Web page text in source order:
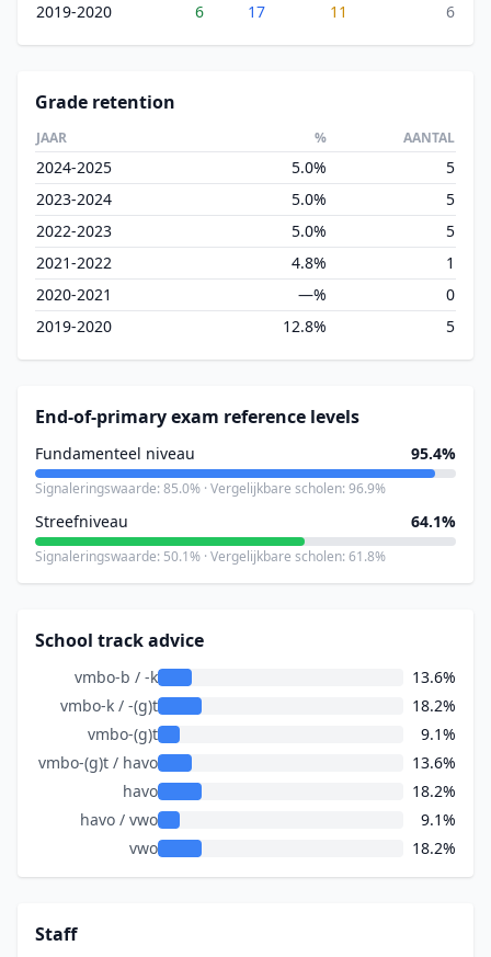
2019-2020
6 17 11 6
Grade retention
JAAR % AANTAL
2024-2025 5.0%
5
2023-2024
5.0%
5
2022-2023
5.0%
5
2021-2022
4.8%
1
2020-2021
—%
0
2019-2020
12.8% 5
End-of-primary exam reference levels
Fundamenteel niveau 95.4%
Signaleringswaarde: 85.0% · Vergelijkbare scholen: 96.9%
Streefniveau 64.1%
Signaleringswaarde: 50.1% · Vergelijkbare scholen: 61.8%
School track advice
vmbo-b / -k
13.6%
vmbo-k / -(g)t
18.2%
vmbo-(g)t
9.1%
vmbo-(g)t / havo
13.6%
havo
18.2%
havo / vwo
9.1%
vwo
18.2%
Staff